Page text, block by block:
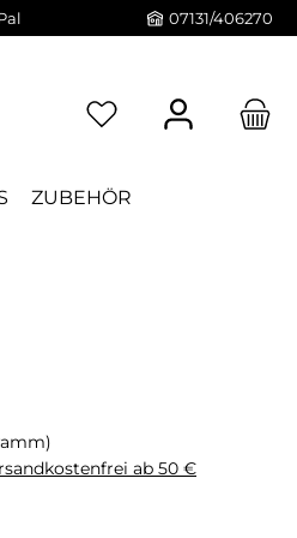
07131/406270
ZUBEHÖR
ab 50 €